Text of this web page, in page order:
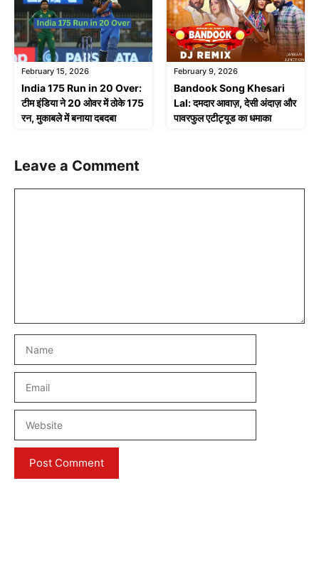
February 15, 2026
India 175 Run in 20 Over:
टीम इंडिया ने 20 ओवर में ठोके 175
रन, मुकाबले में बनाया दबदबा
February 9, 2026
Bandook Song Khesari
Lal: दमदार आवाज़, देसी अंदाज़ और
पावरफुल एटीट्यूड का धमाका
Leave a Comment